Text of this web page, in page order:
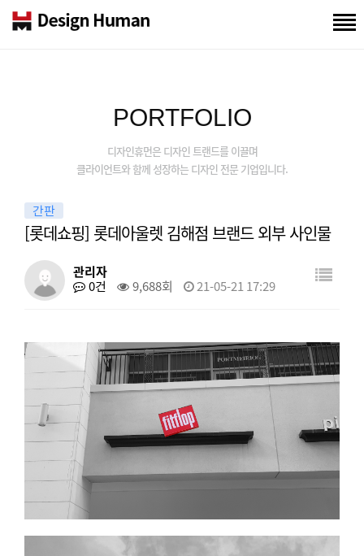
PORTFOLIO
디자인휴먼은 디자인 트랜드를 이끌며
클라이언트와 함께 성장하는 디자인 전문 기업입니다.
간판
[롯데쇼핑] 롯데아울렛 김해점 브랜드 외부 사인물
관리자
0건
9,688회 21-05-21 17:29